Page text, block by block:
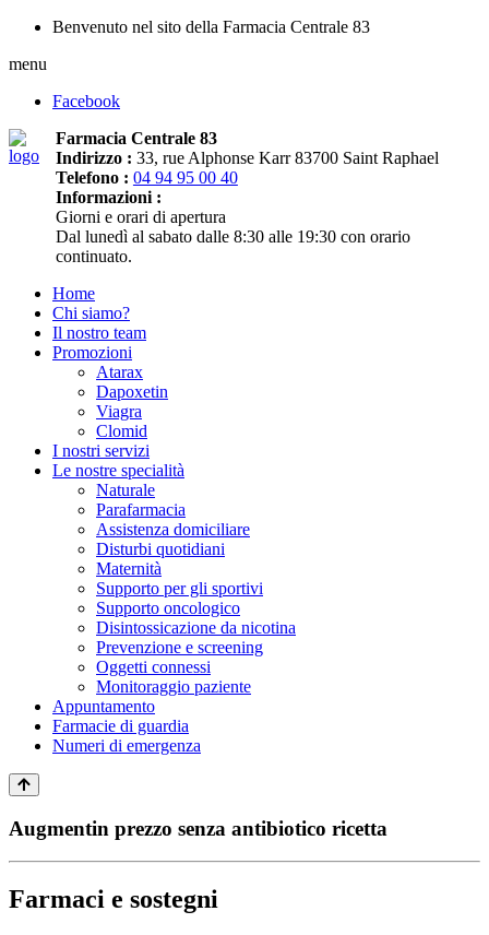
Benvenuto nel sito della Farmacia Centrale 83
menu
Facebook
Farmacia Centrale 83
Indirizzo : 33, rue Alphonse Karr 83700 Saint Raphael
Telefono : 04 94 95 00 40
Informazioni :
Giorni e orari di apertura
Dal lunedì al sabato dalle 8:30 alle 19:30 con orario
continuato.
Home
Chi siamo?
Il nostro team
Promozioni
Atarax
Dapoxetin
Viagra
Clomid
I nostri servizi
Le nostre specialità
Naturale
Parafarmacia
Assistenza domiciliare
Disturbi quotidiani
Maternità
Supporto per gli sportivi
Supporto oncologico
Disintossicazione da nicotina
Prevenzione e screening
Oggetti connessi
Monitoraggio paziente
Appuntamento
Farmacie di guardia
Numeri di emergenza
Augmentin prezzo senza antibiotico ricetta
Farmaci e sostegni